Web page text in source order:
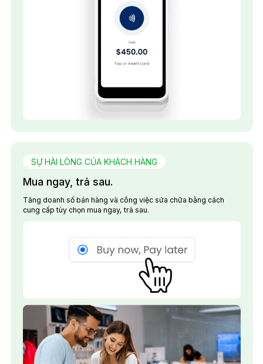
SỰ HÀI LÒNG CỦA KHÁCH HÀNG
Mua ngay, trả sau.
Tăng doanh số bán hàng và công việc sửa chữa bằng cách
cung cấp tùy chọn mua ngay, trả sau.